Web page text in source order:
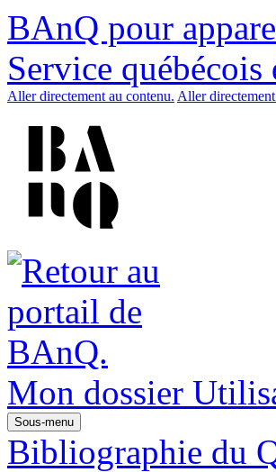
BAnQ pour
Service
Aller directement au contenu. Aller
Mon dossier
Sous-menu
Bibliographie du